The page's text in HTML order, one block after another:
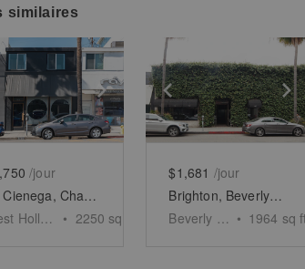
similaires
Show previous slideShow next slide
/jour
La Cienega, Charming Retail Space
West Hollywood
• 2250 sq ft
Show previous
$1,681 /jour
Brighton, Beverly Hills – Eye-Catching Retail Space
Beverly Hills • 1964 sq